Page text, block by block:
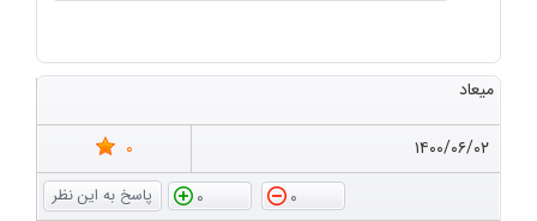
میعاد
۱۴۰۰/۰۶/۰۲
0
0
0